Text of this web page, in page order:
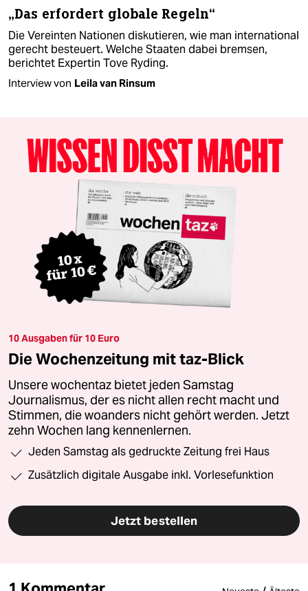
„Das erfordert globale Regeln“
Die Vereinten Nationen diskutieren, wie man international
gerecht besteuert. Welche Staaten dabei bremsen,
berichtet Expertin Tove Ryding.
Interview von Leila van Rinsum
10 Ausgaben für 10 Euro
Die Wochenzeitung mit taz-Blick
Unsere wochentaz bietet jeden Samstag
Journalismus, der es nicht allen recht macht und
Stimmen, die woanders nicht gehört werden. Jetzt
zehn Wochen lang kennenlernen.
Jeden Samstag als gedruckte Zeitung frei Haus
Zusätzlich digitale Ausgabe inkl. Vorlesefunktion
Jetzt bestellen